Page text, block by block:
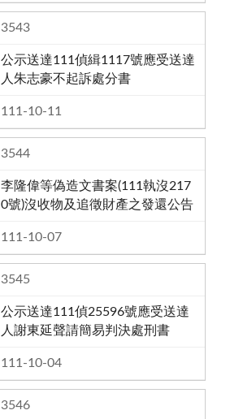
3543
公示送達111偵緝1117號應受送達
人朱志豪不起訴處分書
111-10-11
3544
李隆偉等偽造文書案(111執沒217
0號)沒收物及追徵財產之發還公告
111-10-07
3545
公示送達111偵25596號應受送達
人謝東延聲請簡易判決處刑書
111-10-04
3546